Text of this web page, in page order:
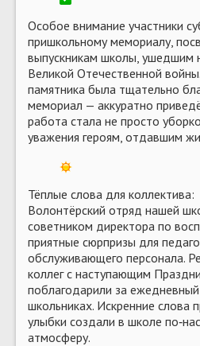
Особое внимание участники
пришкольному мемориалу,
выпускникам школы, ушедшим
Великой Отечественной
памятника была тщательно
мемориал — аккуратно
работа стала не просто
уважения героям, отдавшим
Тёплые слова для коллектива:
Волонтёрский отряд нашей
советником директора по
приятные сюрпризы для
обслуживающего персонала.
коллег с наступающим
поблагодарили за
школьниках. Искренние слова
улыбки создали в школе
атмосферу.